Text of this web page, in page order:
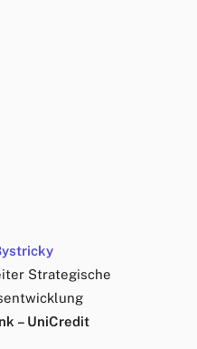
Strategische
– UniCredit